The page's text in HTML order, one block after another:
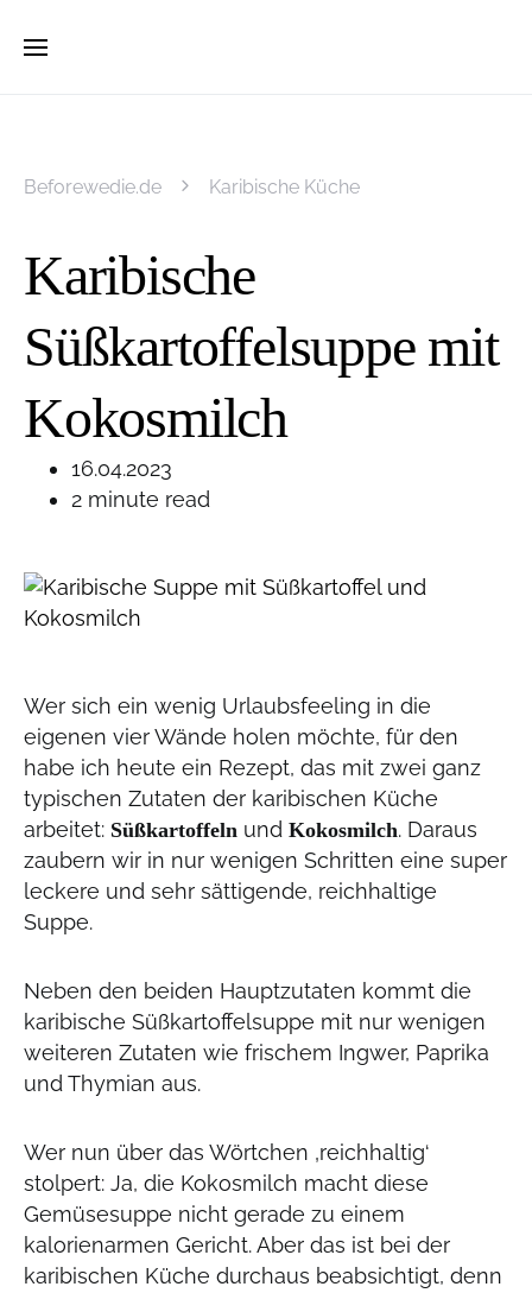
Beforewedie.de Karibische Küche
Karibische
Süßkartoffelsuppe mit
Kokosmilch
16.04.2023
2 minute read
Wer sich ein wenig Urlaubsfeeling in die
eigenen vier Wände holen möchte, für den
habe ich heute ein Rezept, das mit zwei ganz
typischen Zutaten der karibischen Küche
arbeitet: Süßkartoffeln und Kokosmilch. Daraus
zaubern wir in nur wenigen Schritten eine super
leckere und sehr sättigende, reichhaltige
Suppe.
Neben den beiden Hauptzutaten kommt die
karibische Süßkartoffelsuppe mit nur wenigen
weiteren Zutaten wie frischem Ingwer, Paprika
und Thymian aus.
Wer nun über das Wörtchen ‚reichhaltig‘
stolpert: Ja, die Kokosmilch macht diese
Gemüsesuppe nicht gerade zu einem
kalorienarmen Gericht. Aber das ist bei der
karibischen Küche durchaus beabsichtigt, denn